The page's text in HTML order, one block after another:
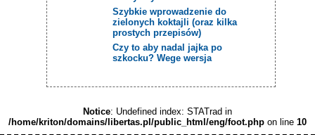
Szybkie wprowadzenie do
zielonych koktajli (oraz kilka
prostych przepisów)
Czy to aby nadal jajka po
szkocku? Wege wersja
Notice: Undefined index: STATrad in
/home/kriton/domains/libertas.pl/public_html/eng/foot.php on line 10